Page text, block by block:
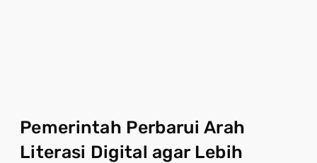
Pemerintah Perbarui Arah
Literasi Digital agar Lebih